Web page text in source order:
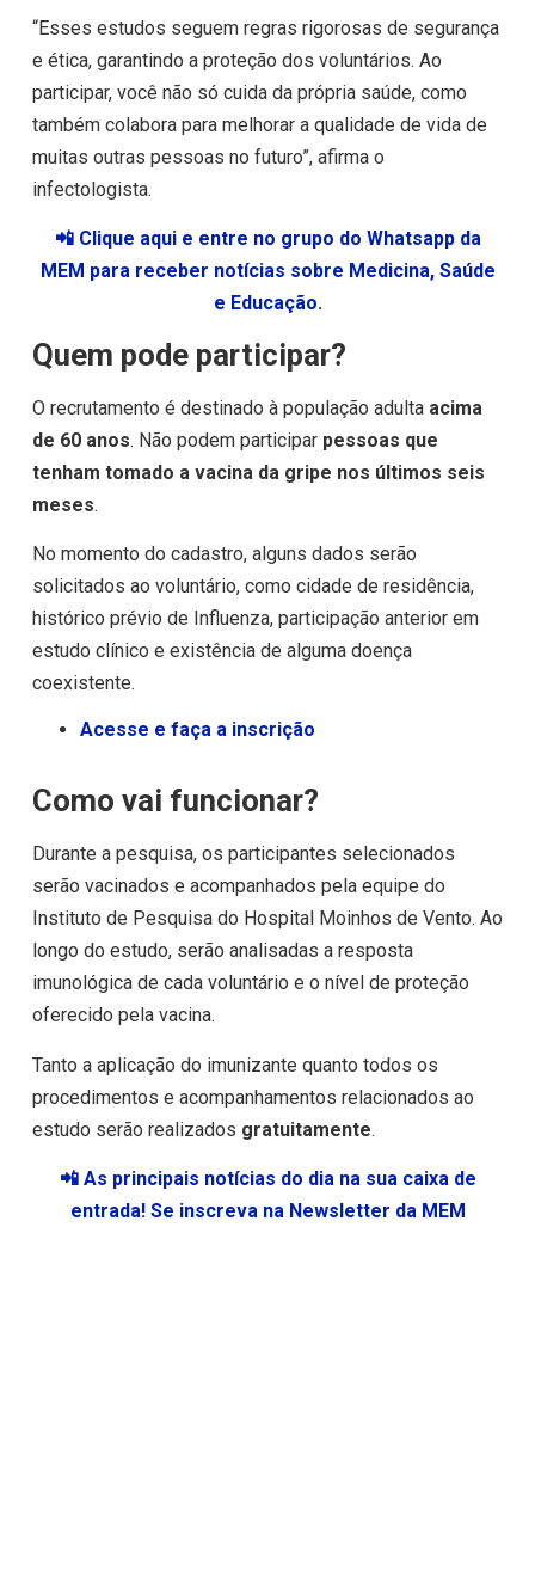
“Esses estudos seguem regras rigorosas de segurança
e ética, garantindo a proteção dos voluntários. Ao
participar, você não só cuida da própria saúde, como
também colabora para melhorar a qualidade de vida de
muitas outras pessoas no futuro”, afirma o
infectologista.
📲 Clique aqui e entre no grupo do Whatsapp da
MEM para receber notícias sobre Medicina, Saúde
e Educação.
Quem pode participar?
O recrutamento é destinado à população adulta acima
de 60 anos. Não podem participar pessoas que
tenham tomado a vacina da gripe nos últimos seis
meses.
No momento do cadastro, alguns dados serão
solicitados ao voluntário, como cidade de residência,
histórico prévio de Influenza, participação anterior em
estudo clínico e existência de alguma doença
coexistente.
Acesse e faça a inscrição
Como vai funcionar?
Durante a pesquisa, os participantes selecionados
serão vacinados e acompanhados pela equipe do
Instituto de Pesquisa do Hospital Moinhos de Vento. Ao
longo do estudo, serão analisadas a resposta
imunológica de cada voluntário e o nível de proteção
oferecido pela vacina.
Tanto a aplicação do imunizante quanto todos os
procedimentos e acompanhamentos relacionados ao
estudo serão realizados gratuitamente.
📲 As principais notícias do dia na sua caixa de
entrada! Se inscreva na Newsletter da MEM